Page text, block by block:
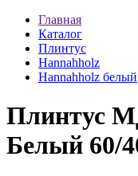
Главная
Каталог
Плинтус
Hannahholz
Hannahholz белый
Плинтус
Белый 60/